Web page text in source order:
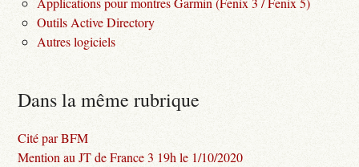
Outils Active Directory
Autres logiciels
Dans la même rubrique
Cité par BFM
Mention au JT de France 3 19h le 1/10/2020